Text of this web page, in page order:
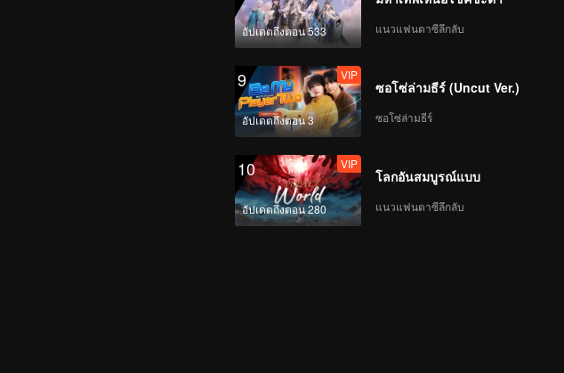
อัปเดตถึงตอน 533 แนวแฟนตาซีลึกลับ
9
อัปเดตถึงตอน 3
VIP
ซอโซ่ล่ามธีร์ (Uncut Ver.)
ซอโซ่ล่ามธีร์
10
อัปเดตถึงตอน 280
VIP
โลกอันสมบูรณ์แบบ
แนวแฟนตาซีลึกลับ